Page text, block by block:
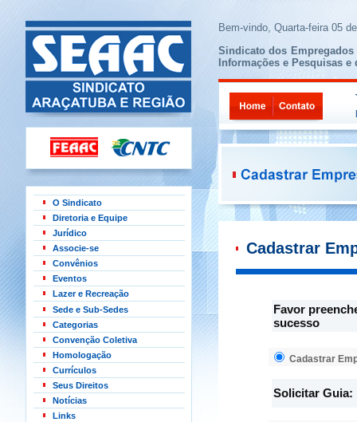
O Sindicato
Diretoria e Equipe
Jurídico
Associe-se
Convênios
Eventos
Lazer e Recreação
Sede e Sub-Sedes
Categorias
Convenção Coletiva
Homologação
Currículos
Seus Direitos
Notícias
Links
Bem-vindo, Quarta-feira 05
Sindicato dos
Informações e Pesquisas
Cadastrar
Favor
sucesso
Cadastrar
Solicitar Guia: